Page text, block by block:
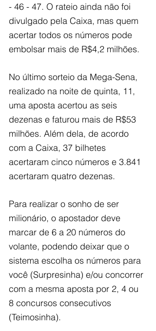
- 46 - 47. O rateio ainda não foi
divulgado pela Caixa, mas quem
acertar todos os números pode
embolsar mais de R$4,2 milhões.
No último sorteio da Mega-Sena,
realizado na noite de quinta, 11,
uma aposta acertou as seis
dezenas e faturou mais de R$53
milhões. Além dela, de acordo
com a Caixa, 37 bilhetes
acertaram cinco números e 3.841
acertaram quatro dezenas.
Para realizar o sonho de ser
milionário, o apostador deve
marcar de 6 a 20 números do
volante, podendo deixar que o
sistema escolha os números para
você (Surpresinha) e/ou concorrer
com a mesma aposta por 2, 4 ou
8 concursos consecutivos
(Teimosinha).